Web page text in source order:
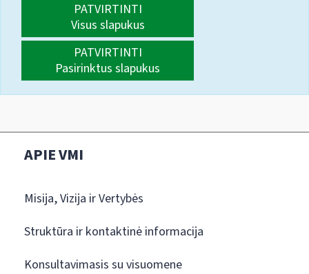
PATVIRTINTI
Visus slapukus
PATVIRTINTI
Pasirinktus slapukus
APIE VMI
Misija, Vizija ir Vertybės
Struktūra ir kontaktinė informacija
Konsultavimasis su visuomene